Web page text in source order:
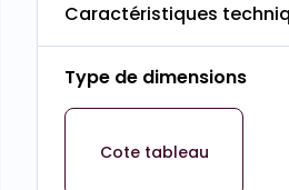
Caractéristiques
Type de dimensions
Cote tableau